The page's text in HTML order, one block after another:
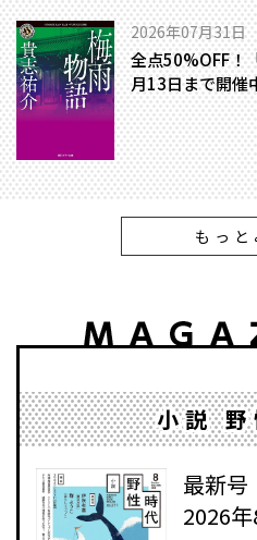
2026年07月31日
全点50%OFF！
月13日まで開催
もっと
小説
最新号
2026